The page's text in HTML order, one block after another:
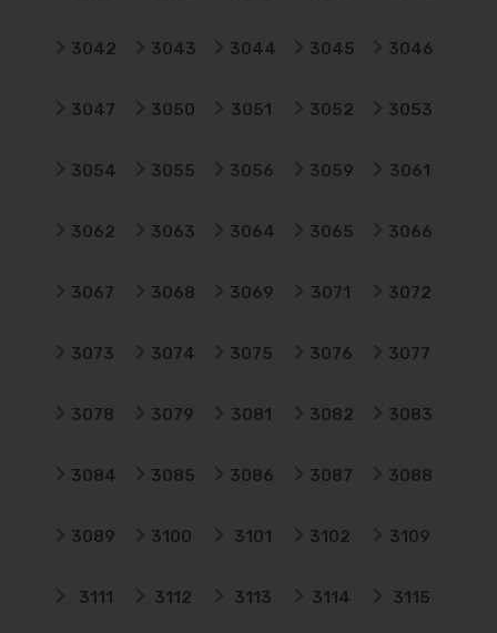
3042 3043 3044 3045 3046
3047 3050 3051 3052 3053
3054 3055 3056 3059 3061
3062 3063 3064 3065 3066
3067 3068 3069 3071 3072
3073 3074 3075 3076 3077
3078 3079 3081 3082 3083
3084 3085 3086 3087 3088
3089 3100 3101 3102 3109
3111 3112 3113 3114 3115